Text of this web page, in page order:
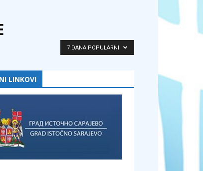
7 DANA POPULARNI
LINKOVI